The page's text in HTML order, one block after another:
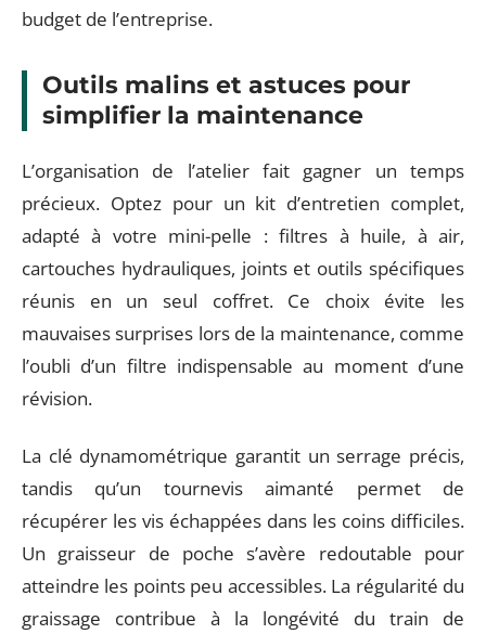
budget de l’entreprise.
Outils malins et astuces pour
simplifier la maintenance
L’organisation de l’atelier fait gagner un temps
précieux. Optez pour un kit d’entretien complet,
adapté à votre mini-pelle : filtres à huile, à air,
cartouches hydrauliques, joints et outils spécifiques
réunis en un seul coffret. Ce choix évite les
mauvaises surprises lors de la maintenance, comme
l’oubli d’un filtre indispensable au moment d’une
révision.
La clé dynamométrique garantit un serrage précis,
tandis qu’un tournevis aimanté permet de
récupérer les vis échappées dans les coins difficiles.
Un graisseur de poche s’avère redoutable pour
atteindre les points peu accessibles. La régularité du
graissage contribue à la longévité du train de